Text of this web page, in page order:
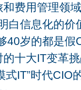
费用管理领
白信息化的价
40岁的都是假
十大IT变革
式IT”时代CIO